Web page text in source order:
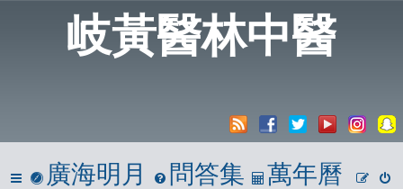
岐黃醫林中醫
廣海明月 問答集 萬年曆